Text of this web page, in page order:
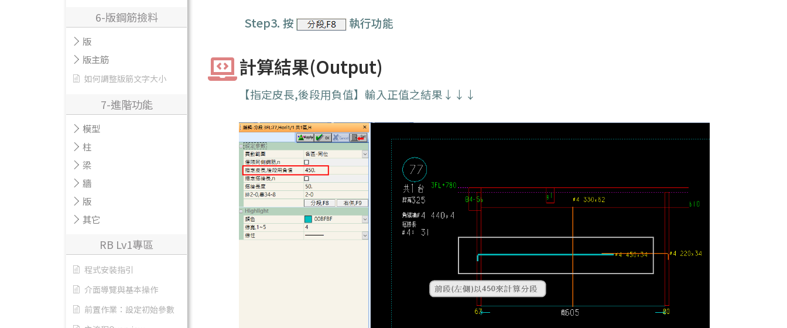
6-版鋼筋撿料
版
版主筋
如何調整版筋文字大小
7-進階功能
模型
柱
梁
牆
版
其它
RB Lv1專區
程式安裝指引
介面導覽與基本操作
前置作業：設定初始參數
Step3.按 執行功能
計算結果(Output)
【指定皮長,後段用負值】輸入正值之結果↓↓↓